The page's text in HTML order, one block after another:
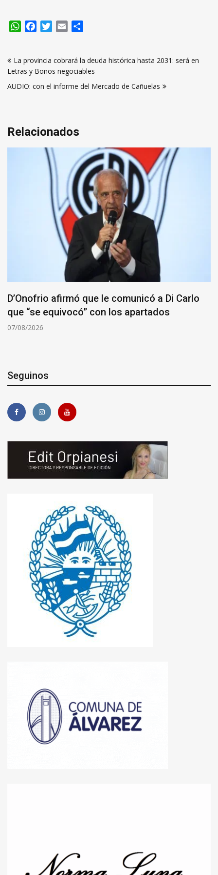
WhatsApp
FacebookTwitter
Email
de
entradas
La provincia cobrará la deuda histórica hasta 2031: será en
Letras y Bonos negociables
AUDIO: con el informe del Mercado de Cañuelas
Relacionados
D’Onofrio afirmó que le comunicó a Di Carlo
que “se equivocó” con los apartados
07/08/2026
Seguinos